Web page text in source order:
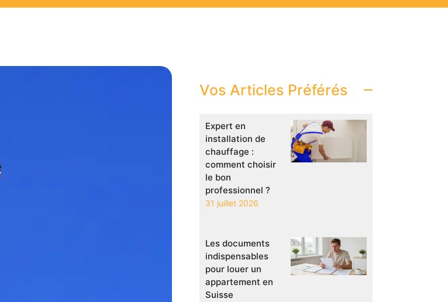
Vos Articles Préférés
Expert en
installation de
chauffage :
comment choisir
le bon
professionnel ?
31 juillet 2026
Les documents
indispensables
pour louer un
appartement en
Suisse